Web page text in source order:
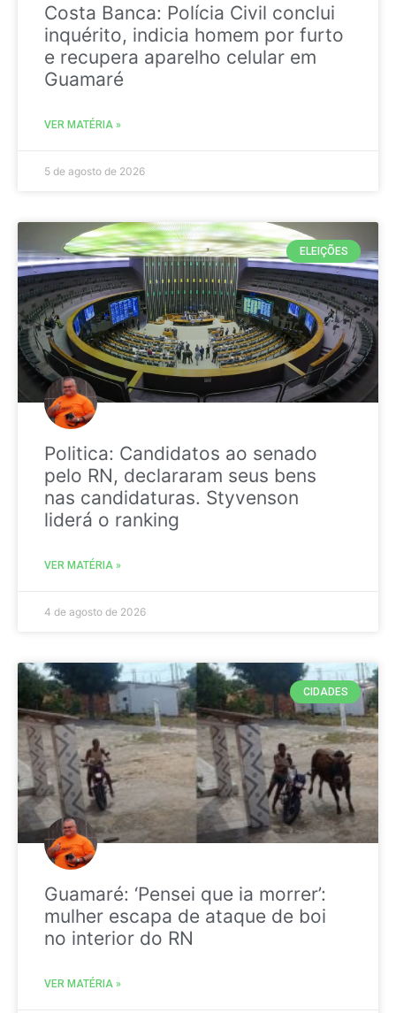
Costa Banca: Polícia Civil conclui
inquérito, indicia homem por furto
e recupera aparelho celular em
Guamaré
VER MATÉRIA »
5 de agosto de 2026
ELEIÇÕES
Politica: Candidatos ao senado
pelo RN, declararam seus bens
nas candidaturas. Styvenson
liderá o ranking
VER MATÉRIA »
4 de agosto de 2026
CIDADES
Guamaré: ‘Pensei que ia morrer’:
mulher escapa de ataque de boi
no interior do RN
VER MATÉRIA »